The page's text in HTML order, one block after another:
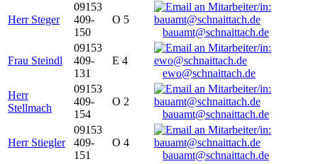
Herr Steger
09153
409-
150
O 5
bauamt@schnaittach.de
Frau Steindl
09153
409-
131
E 4
ewo@schnaittach.de
Herr
Stellmach
09153
409-
154
O 2
bauamt@schnaittach.de
Herr Stiegler
09153
409-
151
O 4
bauamt@schnaittach.de